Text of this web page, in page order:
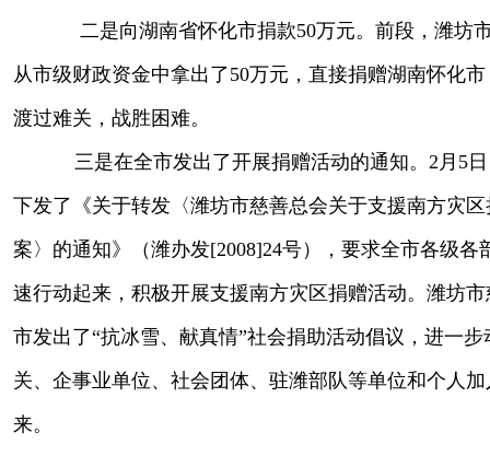
二是向湖南省怀化市捐款50万元。 前段，潍坊
从市级财政资金中拿出了50万元，直接捐赠湖南怀化
渡过难关，战胜困难。
三是在全市发出了开展捐赠活动的通知。 2月5
下发了《关于转发〈潍坊市慈善总会关于支援南方灾
案〉的通知》（潍办发[2008]24号），要求全市各级各
速行动起来，积极开展支援南方灾区捐赠活动。潍坊
市发出了“抗冰雪、献真情”社会捐助活动倡议，进一
关、企事业单位、社会团体、驻潍部队等单位和个人
来。